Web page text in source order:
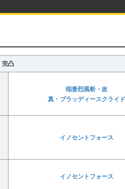
完凸
稲妻烈風斬・改
真・ブラッディースクライド
イノセントフォース
イノセントフォース